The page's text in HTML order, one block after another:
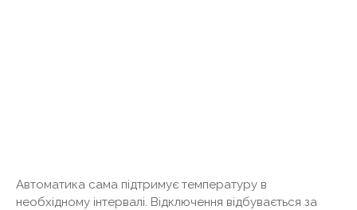
Автоматика сама підтримує температуру в
необхідному інтервалі. Відключення відбувається за